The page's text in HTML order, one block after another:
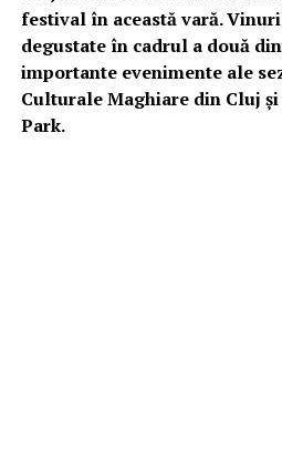
festival în această vară.
degustate în cadrul a două
importante evenimente ale
Culturale Maghiare din Cluj
Park.